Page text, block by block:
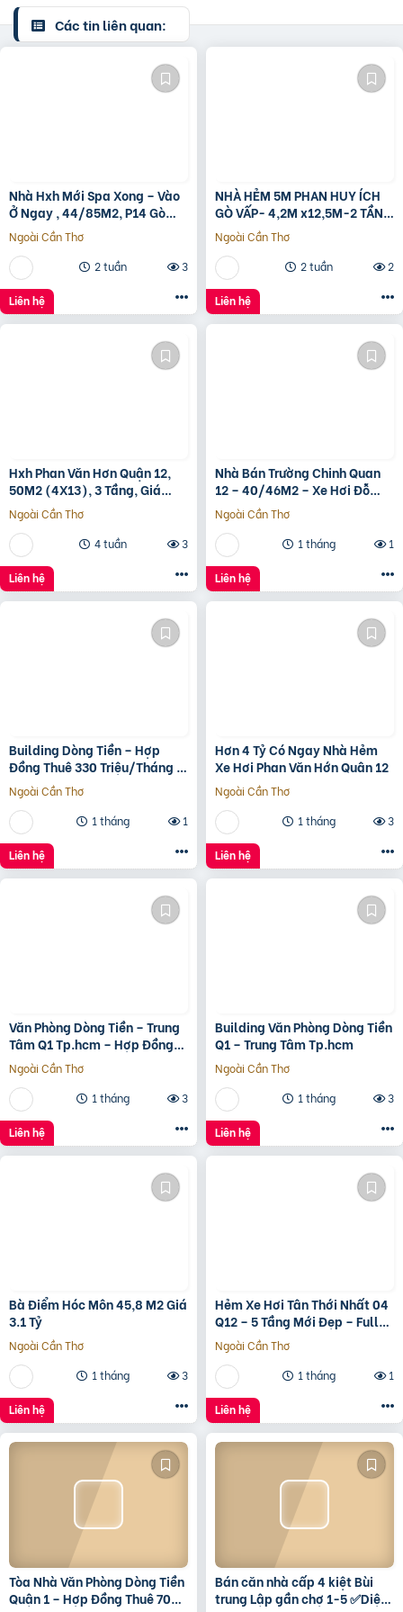
Các tin liên quan:
Nhà Hxh Mới Spa Xong – Vào
Ở Ngay , 44/85M2, P14 Gò
Vấp, Giá 4.X Tỷ
Ngoài Cần Thơ
2 tuần
3
Liên hệ
NHÀ HẺM 5M PHAN HUY ÍCH
GÒ VẤP- 4,2M x12,5M-2 TẦNG
– GIÁ 4,4 TỶ
Ngoài Cần Thơ
2 tuần
2
Liên hệ
Hxh Phan Văn Hơn Quận 12,
50M2 (4X13), 3 Tầng, Giá
4.96 Tỷ
Ngoài Cần Thơ
4 tuần
3
Liên hệ
Nhà Bán Trường Chinh Quan
12 – 40/46M2 – Xe Hơi Đỗ
Cửa – 3.1 Tỷ
Ngoài Cần Thơ
1 tháng
1
Liên hệ
Building Dòng Tiền – Hợp
Đồng Thuê 330 Triệu/Tháng –
Quận 5, Tp.hcm -139Ty
Ngoài Cần Thơ
1 tháng
1
Liên hệ
Hơn 4 Tỷ Có Ngay Nhà Hẻm
Xe Hơi Phan Văn Hớn Quân 12
Ngoài Cần Thơ
1 tháng
3
Liên hệ
Văn Phòng Dòng Tiền – Trung
Tâm Q1 Tp.hcm – Hợp Đồng
Thuê 250 Triệu/Tháng – 115
Tỷ
Ngoài Cần Thơ
1 tháng
3
Liên hệ
Building Văn Phòng Dòng Tiền
Q1 – Trung Tâm Tp.hcm
Ngoài Cần Thơ
1 tháng
3
Liên hệ
Bà Điểm Hóc Môn 45,8 M2 Giá
3.1 Tỷ
Ngoài Cần Thơ
1 tháng
3
Liên hệ
Hẻm Xe Hơi Tân Thới Nhất 04
Q12 – 5 Tầng Mới Đẹp – Full
Nội Thất – Giá 7.3 Tỷ
Ngoài Cần Thơ
1 tháng
1
Liên hệ
Tòa Nhà Văn Phòng Dòng Tiền
Quận 1 – Hợp Đồng Thuê 700
Bán căn nhà cấp 4 kiệt Bùi
trung Lập gần chợ 1-5 ✅Diện